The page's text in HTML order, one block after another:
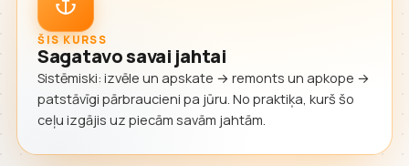
ŠIS KURSS
Sagatavo savai jahtai
Sistēmiski: izvēle un apskate → remonts un apkope →
patstāvīgi pārbraucieni pa jūru. No praktiķa, kurš šo
ceļu izgājis uz piecām savām jahtām.